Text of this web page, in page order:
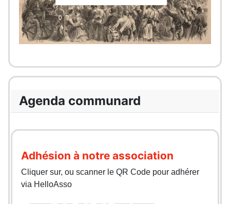
Agenda communard
Adhésion à notre association
Cliquer sur, ou scanner le QR Code pour adhérer
via HelloAsso